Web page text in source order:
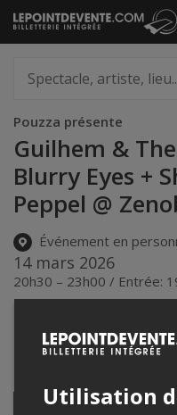
Passer
au
artiste,
lieu...
Pouzza présente
Guilhem &
Blurry Eyes +
Peppel @
Événement en
14 mars 2026
20h30 – 23h00 / Entrée:
171 Rue Bonaventure,
Twitter
Utilisation